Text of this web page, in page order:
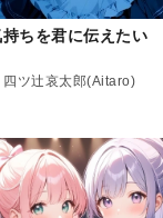
ちを君に伝えたい
四ツ辻哀太郎(Aitaro)